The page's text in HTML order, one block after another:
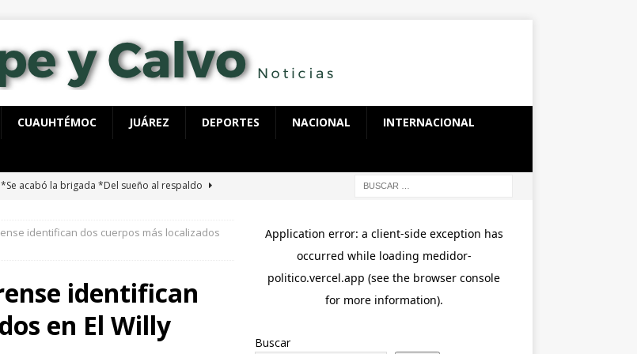
CUAUHTÉMOC JUÁREZ DEPORTES NACIONAL INTERNACIONAL
acabó la brigada *Del sueño al respaldo
reúne a 4 mil ciudadanos durante encuentro en
100 gramos de cristal
ESTATAL
Bonilla la Veraneada DIFertida 2026 en el
identifican dos cuerpos más localizados
identifican
en El Willy
Buscar